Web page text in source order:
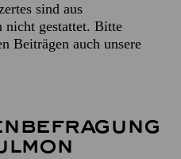
sind aus
nicht gestattet. Bitte
Beiträgen auch unsere